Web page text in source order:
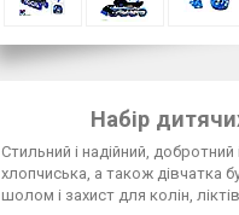
Набір
Стильний і надійний,
хлопчиська, а також дівчатка
шолом і захист для колін,